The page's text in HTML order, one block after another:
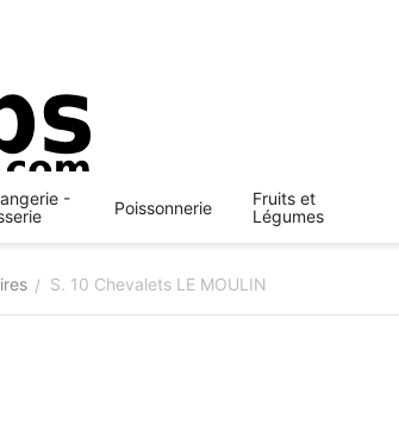
-
Poissonnerie
Fruits et
Légumes
/ S. 10 Chevalets LE MOULIN